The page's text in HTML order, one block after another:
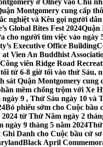
ở Olney vào Chủ
Montgomery cung cấp
nghiệt và Kêu gọi người
Global Bites Fest 2024Quận
cho người tìm việc vào ngày
Executive Office Building
Vien An Buddhist
viên Ridge Road
từ 6-8 giờ tối vào thứ Sáu,
sát Quận Montgomery cung
mềm chống trộm với Xe
9 , Thứ Sáu ngày 10 và
Bỏ phiếu sớm cho Cuộc bầu
từ Thứ Năm ngày 2
ngày 9 tháng 5 năm 2024Thứ
Danh cho Cuộc bầu cử
Black April